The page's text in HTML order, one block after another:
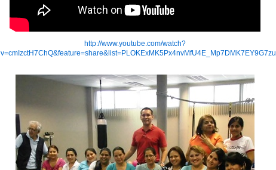
http://www.youtube.com/watch?
v=cmIzctH7ChQ&feature=share&list=PLOKExMK5Px4nvMfU4E_Mp7DMK7EY9G7zu